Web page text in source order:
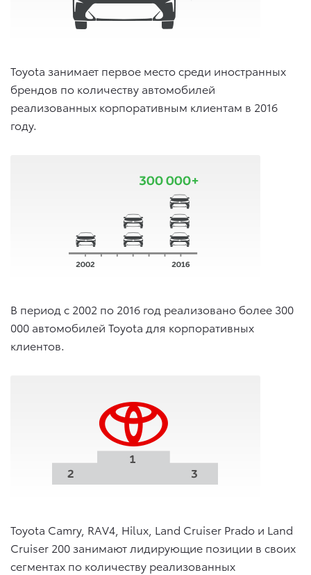
Toyota занимает первое место среди иностранных
брендов по количеству автомобилей
реализованных корпоративным клиентам в 2016
году.
В период с 2002 по 2016 год реализовано более 300
000 автомобилей Toyota для корпоративных
клиентов.
Toyota Camry, RAV4, Hilux, Land Cruiser Prado и Land
Cruiser 200 занимают лидирующие позиции в своих
сегментах по количеству реализованных